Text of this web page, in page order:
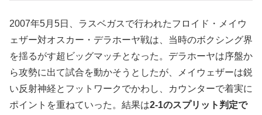
2007年5月5日、ラスベガスで行われたフロイド・メイウ
ェザー対オスカー・デラホーヤ戦は、当時のボクシング界
を揺るがす超ビッグマッチとなった。デラホーヤは序盤か
ら攻勢に出て試合を動かそうとしたが、メイウェザーは鋭
い反射神経とフットワークでかわし、カウンターで着実に
ポイントを重ねていった。結果は2-1のスプリット判定で